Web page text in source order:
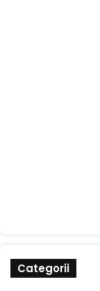
Categorii